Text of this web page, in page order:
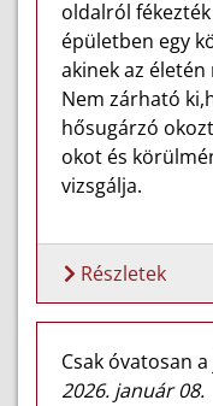
oldalról
épületben egy
akinek az
Nem zárható
hősugárzó
okot és
vizsgálja.
Részletek
Csak óvatosan
2026. január 08.